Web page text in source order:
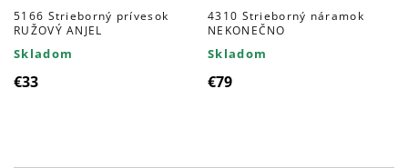
5166 Strieborný prívesok
RUŽOVÝ ANJEL
Skladom
€33
4310 Strieborný náramok
NEKONEČNO
Skladom
€79